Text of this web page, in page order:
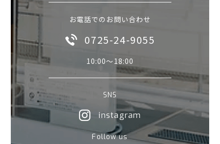
お電話でのお問い合わせ
0725-24-9055
10:00〜18:00
SNS
instagram
Follow us